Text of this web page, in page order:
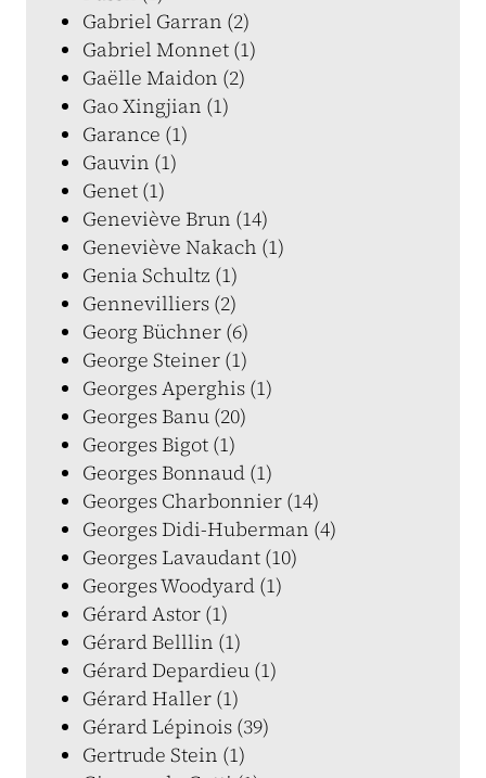
Gabriel Garran (2)
Gabriel Monnet (1)
Gaëlle Maidon (2)
Gao Xingjian (1)
Garance (1)
Gauvin (1)
Genet (1)
Geneviève Brun (14)
Geneviève Nakach (1)
Genia Schultz (1)
Gennevilliers (2)
Georg Büchner (6)
George Steiner (1)
Georges Aperghis (1)
Georges Banu (20)
Georges Bigot (1)
Georges Bonnaud (1)
Georges Charbonnier (14)
Georges Didi-Huberman (4)
Georges Lavaudant (10)
Georges Woodyard (1)
Gérard Astor (1)
Gérard Belllin (1)
Gérard Depardieu (1)
Gérard Haller (1)
Gérard Lépinois (39)
Gertrude Stein (1)